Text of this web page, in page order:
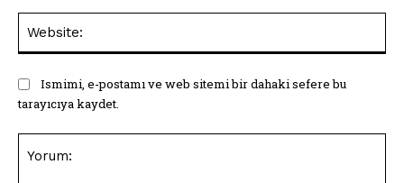
Ismimi, e-postamı ve web sitemi bir dahaki sefere bu
tarayıcıya kaydet.